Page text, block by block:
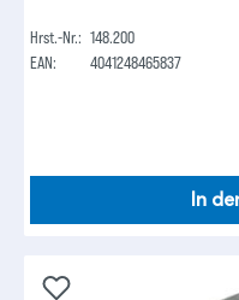
Hrst.-Nr.: 148.200
EAN:
4041248465837
In